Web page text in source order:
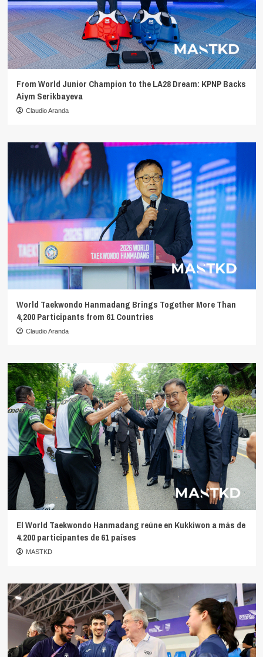
From World Junior Champion to the LA28 Dream: KPNP Backs
Aiym Serikbayeva
Claudio Aranda
World Taekwondo Hanmadang Brings Together More Than
4,200 Participants from 61 Countries
Claudio Aranda
El World Taekwondo Hanmadang reúne en Kukkiwon a más de
4.200 participantes de 61 países
MASTKD